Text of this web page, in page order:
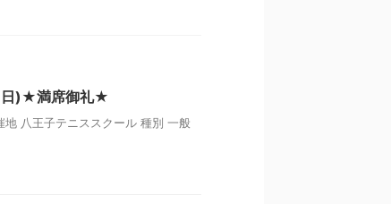
(日)★満席御礼★
八王子テニススクール 種別 一般